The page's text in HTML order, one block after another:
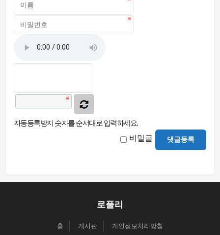
자동등록방지 숫자를 순서대로 입력하세요.
비밀글 댓글등록
로풀리
홈 게시판 개인정보처리방침